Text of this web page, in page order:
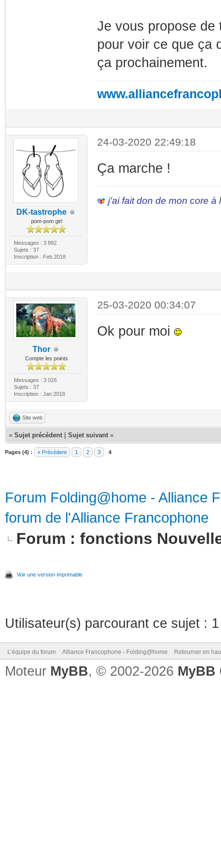
Je vous propose de
pour voir ce que ça
ça prochainement.
DK-tastrophe
pom-pom girl
Messages : 3 892
Sujets : 37
Inscription : Feb 2018
24-03-2020 22:49:18
Ça marche !
j'ai fait don de mon core à
Thor
Compte les points
Messages : 3 026
Sujets : 37
Inscription : Jan 2018
25-03-2020 00:34:07
Ok pour moi
Site web
« Sujet précédent Sujet suivant »
Pages (4) : « Précédent 1 2 3 4
Forum Folding@home - Alliance
forum de l'Alliance Francophone
Forum : fonctions
Voir une version imprimable
Utilisateur(s) parcourant ce sujet :
L’équipe du forum Alliance Francophone - Folding@home Retourner en
Moteur MyBB, © 2002-2026 MyBB